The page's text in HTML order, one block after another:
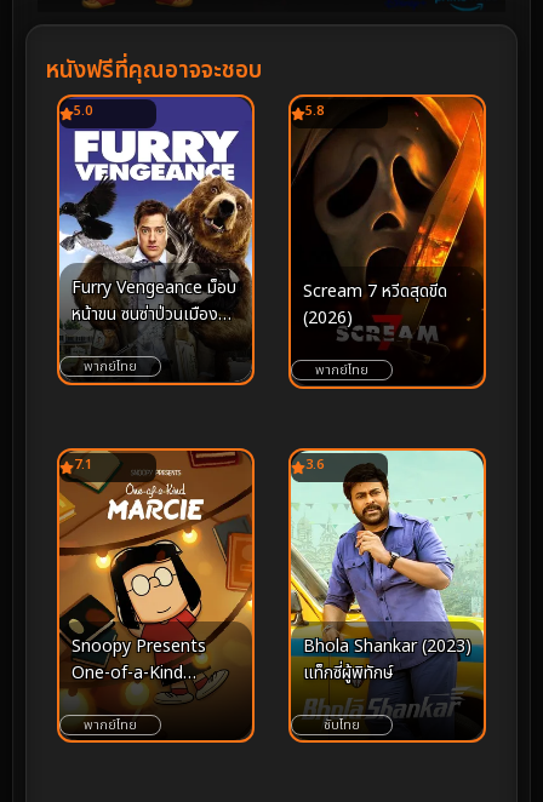
หนังฟรีที่คุณอาจจะชอบ
5.0
Furry Vengeance ม็อบ
หน้าขน ซนซ่าป่วนเมือง
(2010)
พากย์ไทย
5.8
Scream 7 หวีดสุดขีด
(2026)
พากย์ไทย
7.1
Snoopy Presents
One-of-a-Kind
Marcie (2023)
พากย์ไทย
3.6
Bhola Shankar (2023)
แท็กซี่ผู้พิทักษ์
ซับไทย